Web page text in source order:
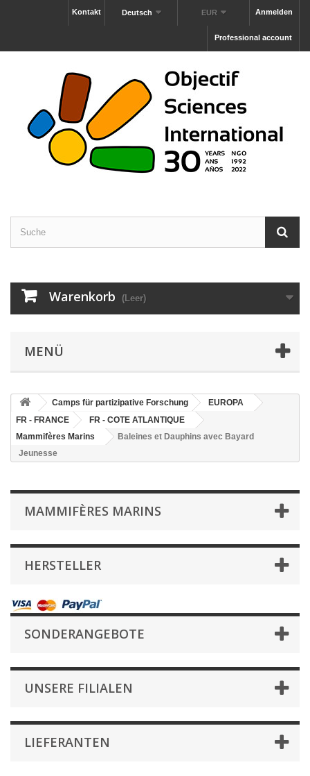
Anmelden
EUR
Deutsch
Kontakt
Professional account
Warenkorb (Leer)
MENÜ
Camps für partizipative Forschung
EUROPA
FR - FRANCE
FR - COTE ATLANTIQUE
Mammifères Marins
Baleines et Dauphins avec Bayard
Jeunesse
MAMMIFÈRES MARINS
HERSTELLER
SONDERANGEBOTE
UNSERE FILIALEN
LIEFERANTEN